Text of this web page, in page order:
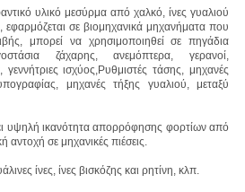
υλικό μεσύρμα από χαλκό, ίνες γυαλιού
, εφαρμόζεται σε βιομηχανικά μηχανήματα που
μπορεί να χρησιμοποιηθεί σε πηγάδια
ζάχαρης, ανεμόπτερα, γερανοί,
ισχύος,Ρυθμιστές τάσης, μηχανές
μηχανές τήξης γυαλιού, μεταξύ
υψηλή ικανότητα απορρόφησης φορτίων από
αντοχή σε μηχανικές πιέσεις.
ίνες, ίνες βισκόζης και ρητίνη, κλπ.